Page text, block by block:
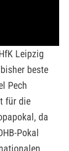
Leipzig
beste
Pech
für die
da
Pokal